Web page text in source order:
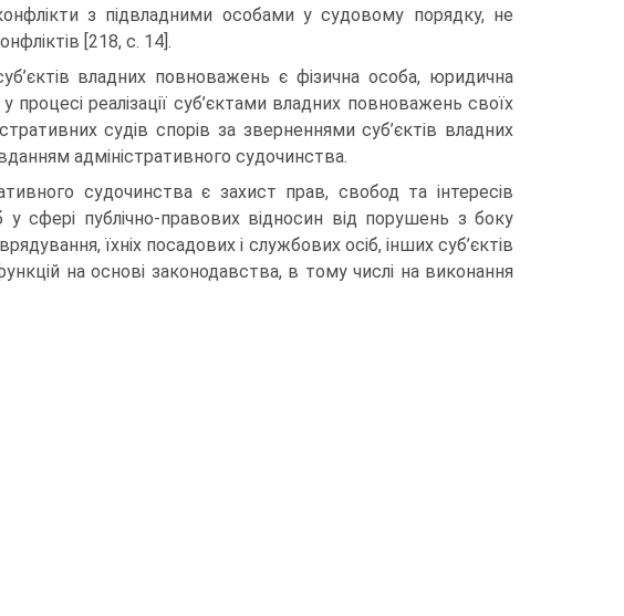
з під­владними особами у судовому порядку, не
[218, с. 14].
владних повноважень є фізична особа, юридична
реалізації суб’єктами влад­них повноважень своїх
судів спорів за зверненнями суб’єктів владних
адміністративного судочинства.
судочин­ства є захист прав, свобод та інтересів
у сфері публічно-правових відносин від порушень з боку
їхніх посадових і службових осіб, інших суб’єктів
на основі законодавства, в тому числі на виконання